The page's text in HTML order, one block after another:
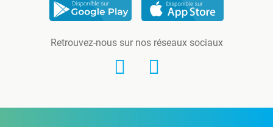
Retrouvez-nous sur nos réseaux sociaux